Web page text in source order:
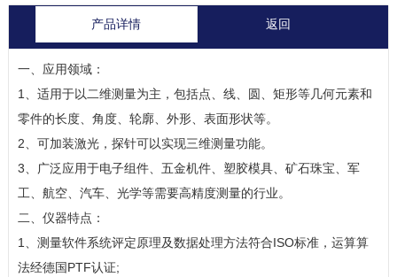
产品详情 返回
一、应用领域：
1、适用于以二维测量为主，包括点、线、圆、矩形等几何元素和
零件的长度、角度、轮廓、外形、表面形状等。
2、可加装激光，探针可以实现三维测量功能。
3、广泛应用于电子组件、五金机件、塑胶模具、矿石珠宝、军
工、航空、汽车、光学等需要高精度测量的行业。
二、仪器特点：
1、测量软件系统评定原理及数据处理方法符合ISO标准，运算算
法经德国PTF认证;